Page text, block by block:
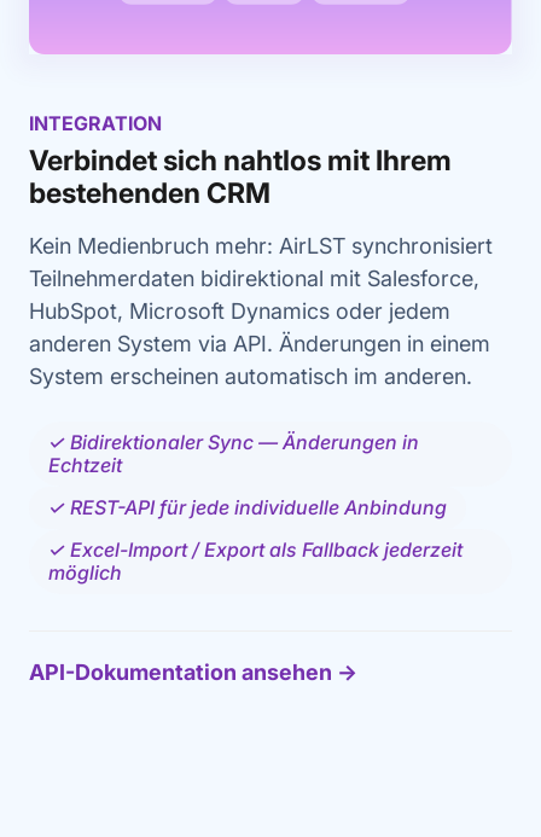
INTEGRATION
Verbindet sich nahtlos mit Ihrem
bestehenden CRM
Kein Medienbruch mehr: AirLST synchronisiert
Teilnehmerdaten bidirektional mit Salesforce,
HubSpot, Microsoft Dynamics oder jedem
anderen System via API. Änderungen in einem
System erscheinen automatisch im anderen.
✓ Bidirektionaler Sync — Änderungen in
Echtzeit
✓ REST-API für jede individuelle Anbindung
✓ Excel-Import / Export als Fallback jederzeit
möglich
API-Dokumentation ansehen →